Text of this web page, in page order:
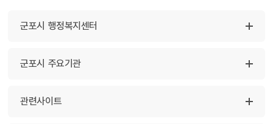
군포시 행정복지센터
군포시 주요기관
관련사이트